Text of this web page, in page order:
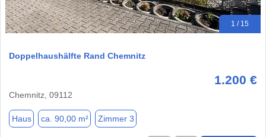
1 / 15
Doppelhaushälfte Rand Chemnitz
1.200 €
Chemnitz, 09112
Haus ca. 90,00 m² Zimmer 3